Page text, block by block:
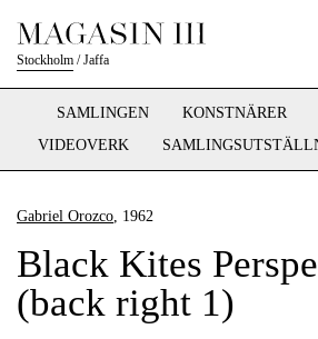
Stockholm /Jaffa
SAMLINGEN KONSTNÄRER
VIDEOVERK
Gabriel Orozco, 1962
Black Kites
(back right 1)